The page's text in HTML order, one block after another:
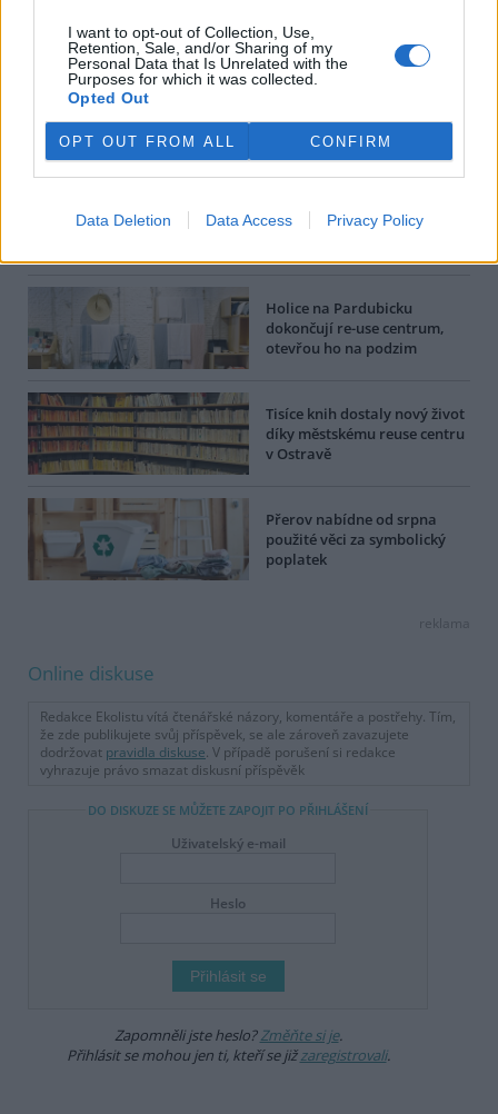
I want to opt-out of Collection, Use,
Retention, Sale, and/or Sharing of my
Personal Data that Is Unrelated with the
Purposes for which it was collected.
Opted Out
OPT OUT FROM ALL CONFIRM
Data Deletion Data Access Privacy Policy
tisknout
BEZK využívá agenturní zpravodajství ČTK, která si vyhrazuje
veškerá práva. Publikování nebo další šíření obsahu ze zdrojů ČTK
je výslovně zakázáno bez předchozího písemného souhlasu ze
Holice na Pardubicku
dokončují re-use centrum,
otevřou ho na podzim
Tisíce knih dostaly nový život
díky městskému reuse centru
v Ostravě
Přerov nabídne od srpna
použité věci za symbolický
poplatek
reklama
Online diskuse
Redakce Ekolistu vítá čtenářské názory, komentáře a postřehy. Tím,
že zde publikujete svůj příspěvek, se ale zároveň zavazujete
dodržovat pravidla diskuse. V případě porušení si redakce
vyhrazuje právo smazat diskusní příspěvěk
DO DISKUZE SE MŮŽETE ZAPOJIT PO PŘIHLÁŠENÍ
Uživatelský e-mail
Heslo
Zapomněli jste heslo?Změňte si je.
Přihlásit se mohou jen ti, kteří se jižzaregistrovali.